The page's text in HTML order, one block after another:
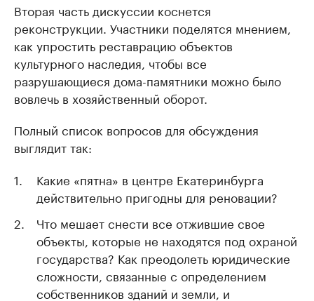
Вторая часть дискуссии коснется
реконструкции. Участники поделятся мнением,
как упростить реставрацию объектов
культурного наследия, чтобы все
разрушающиеся дома-памятники можно было
вовлечь в хозяйственный оборот.
Полный список вопросов для обсуждения
выглядит так:
Какие «пятна» в центре Екатеринбурга
действительно пригодны для реновации?
Что мешает снести все отжившие свое
объекты, которые не находятся под охраной
государства? Как преодолеть юридические
сложности, связанные с определением
собственников зданий и земли, и